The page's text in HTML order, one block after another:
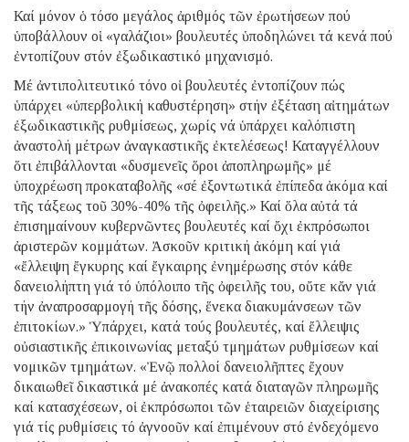
Καί μόνον ὁ τόσο μεγάλος ἀριθμός τῶν ἐρωτήσεων πού
ὑποβάλλουν οἱ «γαλάζιοι» βουλευτές ὑποδηλώνει τά κενά πού
ἐντοπίζουν στόν ἐξωδικαστικό μηχανισμό.
Μέ ἀντιπολιτευτικό τόνο οἱ βουλευτές ἐντοπίζουν πώς
ὑπάρχει «ὑπερβολική καθυστέρηση» στήν ἐξέταση αἰτημάτων
ἐξωδικαστικῆς ρυθμίσεως, χωρίς νά ὑπάρχει καλόπιστη
ἀναστολή μέτρων ἀναγκαστικῆς ἐκτελέσεως! Καταγγέλλουν
ὅτι ἐπιβάλλονται «δυσμενεῖς ὅροι ἀποπληρωμῆς» μέ
ὑποχρέωση προκαταβολῆς «σέ ἐξοντωτικά ἐπίπεδα ἀκόμα καί
τῆς τάξεως τοῦ 30%-40% τῆς ὀφειλῆς.» Καί ὅλα αὐτά τά
ἐπισημαίνουν κυβερνῶντες βουλευτές καί ὄχι ἐκπρόσωποι
ἀριστερῶν κομμάτων. Ἀσκοῦν κριτική ἀκόμη καί γιά
«ἔλλειψη ἔγκυρης καί ἔγκαιρης ἐνημέρωσης στόν κάθε
δανειολήπτη γιά τό ὑπόλοιπο τῆς ὀφειλῆς του, οὔτε κἄν γιά
τήν ἀναπροσαρμογή τῆς δόσης, ἕνεκα διακυμάνσεων τῶν
ἐπιτοκίων.» Ὑπάρχει, κατά τούς βουλευτές, καί ἔλλειψις
οὐσιαστικῆς ἐπικοινωνίας μεταξύ τμημάτων ρυθμίσεων καί
νομικῶν τμημάτων. «Ἐνῷ πολλοί δανειολῆπτες ἔχουν
δικαιωθεῖ δικαστικά μέ ἀνακοπές κατά διαταγῶν πληρωμῆς
καί κατασχέσεων, οἱ ἐκπρόσωποι τῶν ἑταιρειῶν διαχείρισης
γιά τίς ρυθμίσεις τό ἀγνοοῦν καί ἐπιμένουν στό ἐνδεχόμενο